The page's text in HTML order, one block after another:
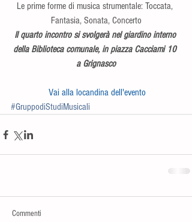
Le prime forme di musica strumentale: Toccata,
Fantasia, Sonata, Concerto
Il quarto incontro si svolgerà nel giardino interno
della Biblioteca comunale, in piazza Cacciami 10
a Grignasco
Vai alla locandina dell'evento
#GruppodiStudiMusicali
Commenti